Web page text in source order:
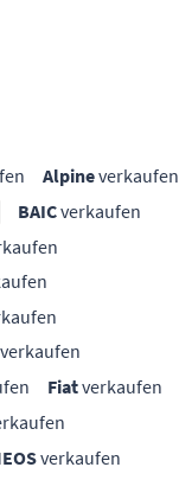
Alpineverkaufen
BAICverkaufen
verkaufen
Fiatverkaufen
verkaufen